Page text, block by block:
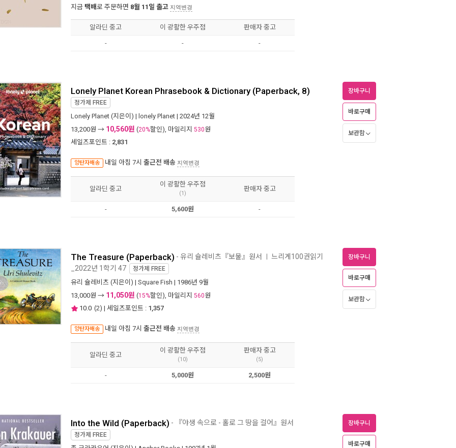
지금 택배로 주문하면 8월 11일 출고 지역변경
알라딘 중고 이 광활한 우주점 판매자 중고
- - -
Lonely Planet Korean Phrasebook & Dictionary (Paperback, 8)
정가제 FREE
Lonely Planet (지은이) | lonely Planet | 2024년 12월
13,200원 → 10,560원 (20%할인), 마일리지 530원
세일즈포인트 : 2,831
양탄자배송 내일 아침 7시 출근전 배송 지역변경
장바구니
바로구매
보관함
알라딘 중고
이 광활한 우주점
(1)
판매자 중고
- 5,600원 -
The Treasure (Paperback) - 유리 슐레비츠『보물』원서 느리게100권읽기
_2022년 1학기 47 정가제 FREE
유리 슐레비츠 (지은이) | Square Fish | 1986년 9월
13,000원 → 11,050원 (15%할인), 마일리지 560원
10.0 (2) | 세일즈포인트 : 1,357
양탄자배송 내일 아침 7시 출근전 배송 지역변경
장바구니
바로구매
보관함
알라딘 중고
이 광활한 우주점
(10)
판매자 중고
(5)
- 5,000원 2,500원
Into the Wild (Paperback) - 『야생 속으로 - 홀로 그 땅을 걸어』원서
정가제 FREE
장바구니
바로구매